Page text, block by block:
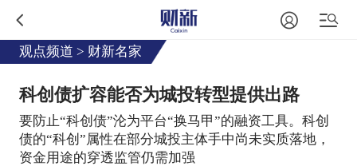
观点频道 > 财新名家
科创债扩容能否为城投转型提供出路
要防止“科创债”沦为平台“换马甲”的融资工具。科创
债的“科创”属性在部分城投主体手中尚未实质落地，
资金用途的穿透监管仍需加强